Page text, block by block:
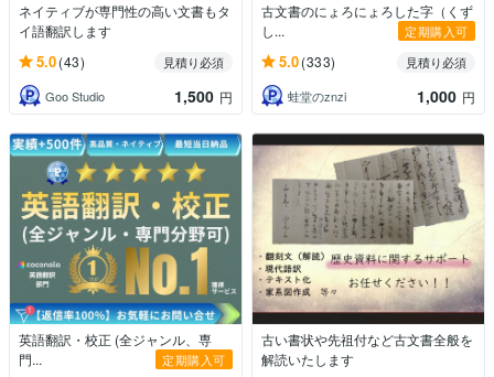
ネイティブが専門性の高い文書もタ
イ語翻訳します
5.0(43)
見積り必須
Goo Studio
1,500 円
古文書のにょろにょろした字（くず
し...
定期購入可
5.0(333)
見積り必須
蛙堂のznzi
1,000 円
英語翻訳・校正 (全ジャンル、専
門...
定期購入可
古い書状や先祖付など古文書全般を
解読いたします